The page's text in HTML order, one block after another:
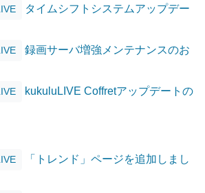
タイムシフトシステムアップデー
録画サーバ増強メンテナンスのお
kukuluLIVE Coffretアップデートの
「トレンド」ページを追加しまし